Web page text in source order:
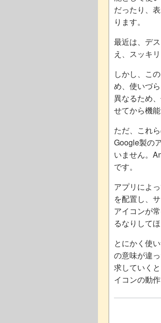
だったり、
ります。
最近は、デ
え、スッキ
しかし、こ
め、使いづ
異なるため
せてから機
ただ、これ
Google製の
いません。
です。
アプリによ
を配置し、
アイコンが
るなりしてほ
とにかく使
の意味が違
求していく
イコンの動